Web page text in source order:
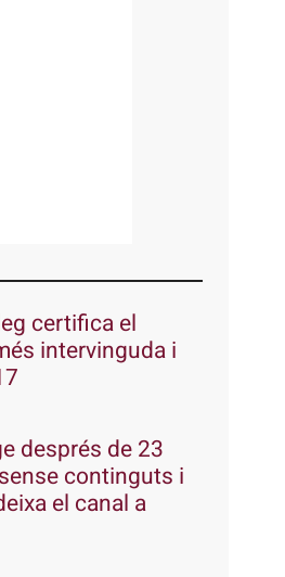
certifica el
intervinguda i
després de 23
continguts i
el canal a